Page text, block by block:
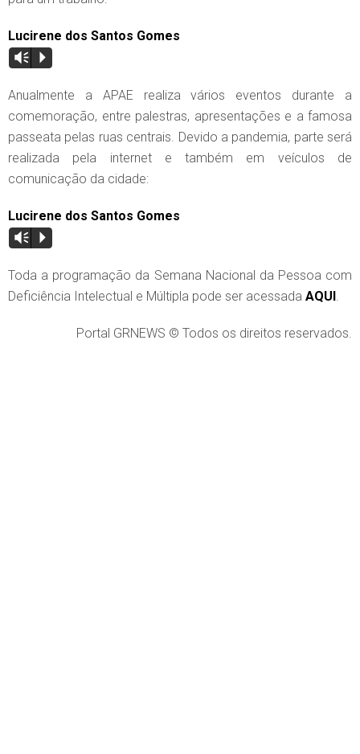
Lucirene dos Santos Gomes
Vm P
Anualmente a APAE realiza vários eventos durante a
comemoração, entre palestras, apresentações e a famosa
passeata pelas ruas centrais. Devido a pandemia, parte será
realizada pela internet e também em veículos de
comunicação da cidade:
Lucirene dos Santos Gomes
Vm P
Toda a programação da Semana Nacional da Pessoa com
Deficiência Intelectual e Múltipla pode ser acessada AQUI .
Portal GRNEWS © Todos os direitos reservados.